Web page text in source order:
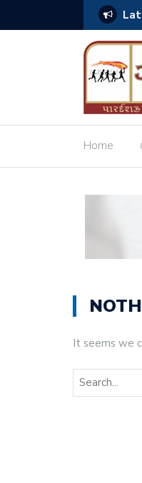
Home
It seems we